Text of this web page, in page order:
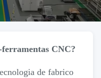
CNC?
de fabrico